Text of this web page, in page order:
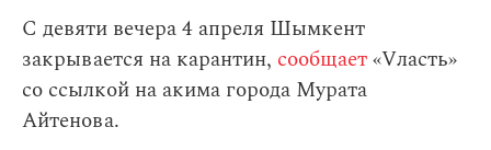
С девяти вечера 4 апреля Шымкент
закрывается на карантин, сообщает«Vласть»
со ссылкой на акима города Мурата
Айтенова.